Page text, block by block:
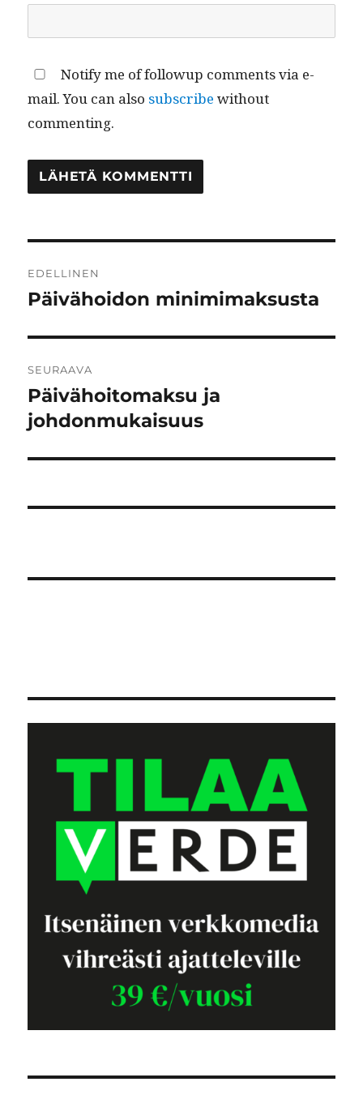
Notify me of followup comments via e-
mail. You can also subscribe without
commenting.
selaus
EDELLINEN
Edellinen
Päivähoidon minimimaksusta
SEURAAVA
Seuraava
artikkeli:
Päivähoitomaksu ja
johdonmukaisuus